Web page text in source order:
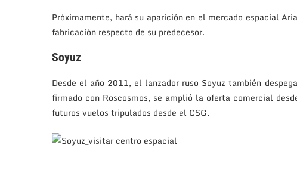
Próximamente, hará su aparición en el mercado espacial
fabricación respecto de su predecesor.
Soyuz
Desde el año 2011, el lanzador ruso Soyuz también
firmado con Roscosmos, se amplió la oferta comercial
futuros vuelos tripulados desde el CSG.